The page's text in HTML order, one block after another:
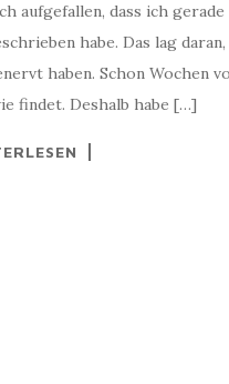
aufgefallen, dass ich
habe. Das lag daran,
haben. Schon Wochen
findet. Deshalb habe […]